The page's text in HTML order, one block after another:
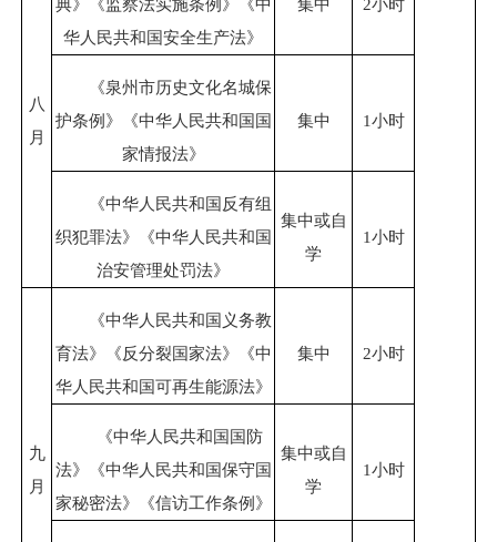
八
月
典》《监察法实施条例》《中
华人民共和国安全生产法》
集中 2小时
《泉州市历史文化名城保
护条例》《中华人民共和国国
家情报法》
集中 1小时
《中华人民共和国反有组
织犯罪法》《中华人民共和国
治安管理处罚法》
集中或自
学
1小时
九
月
《中华人民共和国义务教
育法》《反分裂国家法》《中
华人民共和国可再生能源法》
集中 2小时
《中华人民共和国国防
法》《中华人民共和国保守国
家秘密法》《信访工作条例》
集中或自
学
1小时